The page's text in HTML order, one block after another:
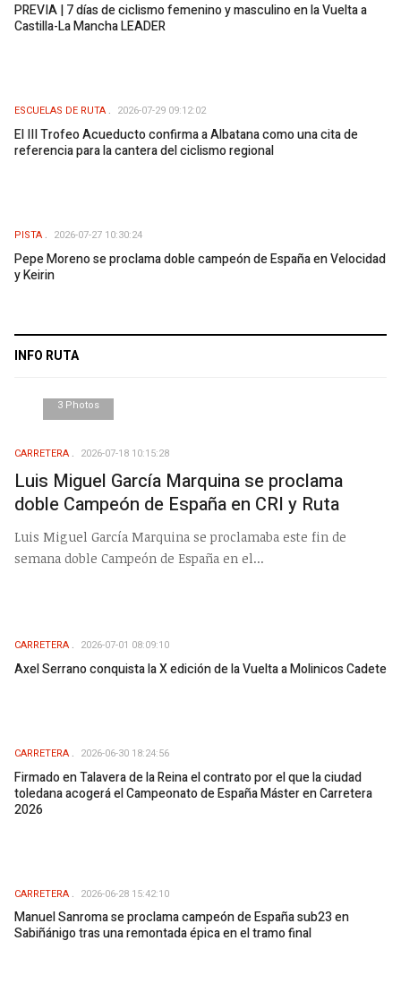
PREVIA | 7 días de ciclismo femenino y masculino en la Vuelta a
Castilla-La Mancha LEADER
ESCUELAS DE RUTA 2026-07-29 09:12:02
El III Trofeo Acueducto confirma a Albatana como una cita de
referencia para la cantera del ciclismo regional
PISTA 2026-07-27 10:30:24
Pepe Moreno se proclama doble campeón de España en Velocidad
y Keirin
INFO RUTA
3 Photos
CARRETERA 2026-07-18 10:15:28
Luis Miguel García Marquina se proclama
doble Campeón de España en CRI y Ruta
Luis Miguel García Marquina se proclamaba este fin de
semana doble Campeón de España en el...
CARRETERA 2026-07-01 08:09:10
Axel Serrano conquista la X edición de la Vuelta a Molinicos Cadete
CARRETERA 2026-06-30 18:24:56
Firmado en Talavera de la Reina el contrato por el que la ciudad
toledana acogerá el Campeonato de España Máster en Carretera
2026
CARRETERA 2026-06-28 15:42:10
Manuel Sanroma se proclama campeón de España sub23 en
Sabiñánigo tras una remontada épica en el tramo final